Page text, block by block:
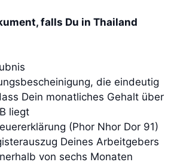
falls Du in Thailand
die eindeutig
Dein monatliches Gehalt über
liegt
(Phor Nhor Dor 91)
Deines Arbeitgebers
von sechs Monaten